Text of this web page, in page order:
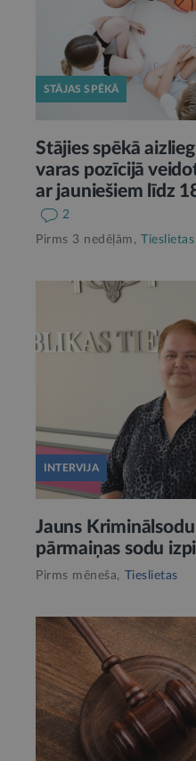
STĀJAS SPĒKĀ
Stājies spēkā
varas pozīcijā
ar jauniešiem līdz
2
Pirms 3 nedēļām, Tieslietas
INTERVIJA
Jauns
pārmaiņas sodu
Pirms mēneša, Tieslietas